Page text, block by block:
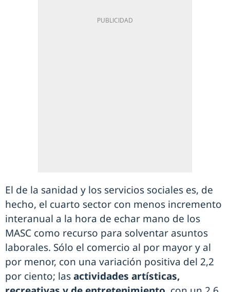
El de la sanidad y los servicios sociales es, de
hecho, el cuarto sector con menos incremento
interanual a la hora de echar mano de los
MASC como recurso para solventar asuntos
laborales. Sólo el comercio al por mayor y al
por menor, con una variación positiva del 2,2
por ciento; lasactividades artísticas,